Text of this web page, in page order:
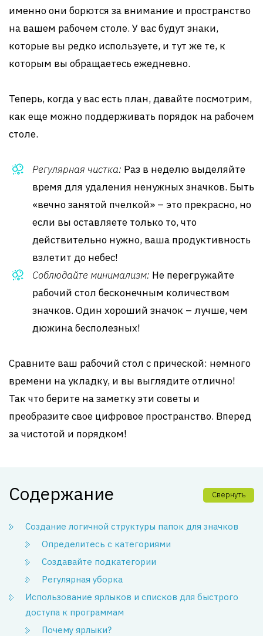
именно они борются за внимание и пространство
на вашем рабочем столе. У вас будут знаки,
которые вы редко используете, и тут же те, к
которым вы обращаетесь ежедневно.
Теперь, когда у вас есть план, давайте посмотрим,
как еще можно поддерживать порядок на рабочем
столе.
Регулярная чистка: Раз в неделю выделяйте
время для удаления ненужных значков. Быть
«вечно занятой пчелкой» – это прекрасно, но
если вы оставляете только то, что
действительно нужно, ваша продуктивность
взлетит до небес!
Соблюдайте минимализм: Не перегружайте
рабочий стол бесконечным количеством
значков. Один хороший значок – лучше, чем
дюжина бесполезных!
Сравните ваш рабочий стол с прической: немного
времени на укладку, и вы выглядите отлично!
Так что берите на заметку эти советы и
преобразите свое цифровое пространство. Вперед
за чистотой и порядком!
Содержание Свернуть
Создание логичной структуры папок для значков
Определитесь с категориями
Создавайте подкатегории
Регулярная уборка
Использование ярлыков и списков для быстрого
доступа к программам
Почему ярлыки?